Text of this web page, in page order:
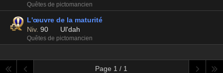
Quêtes de pictomancien
L'œuvre de la maturité
Niv. 90 Ul'dah
Quêtes de pictomancien
Page 1 / 1